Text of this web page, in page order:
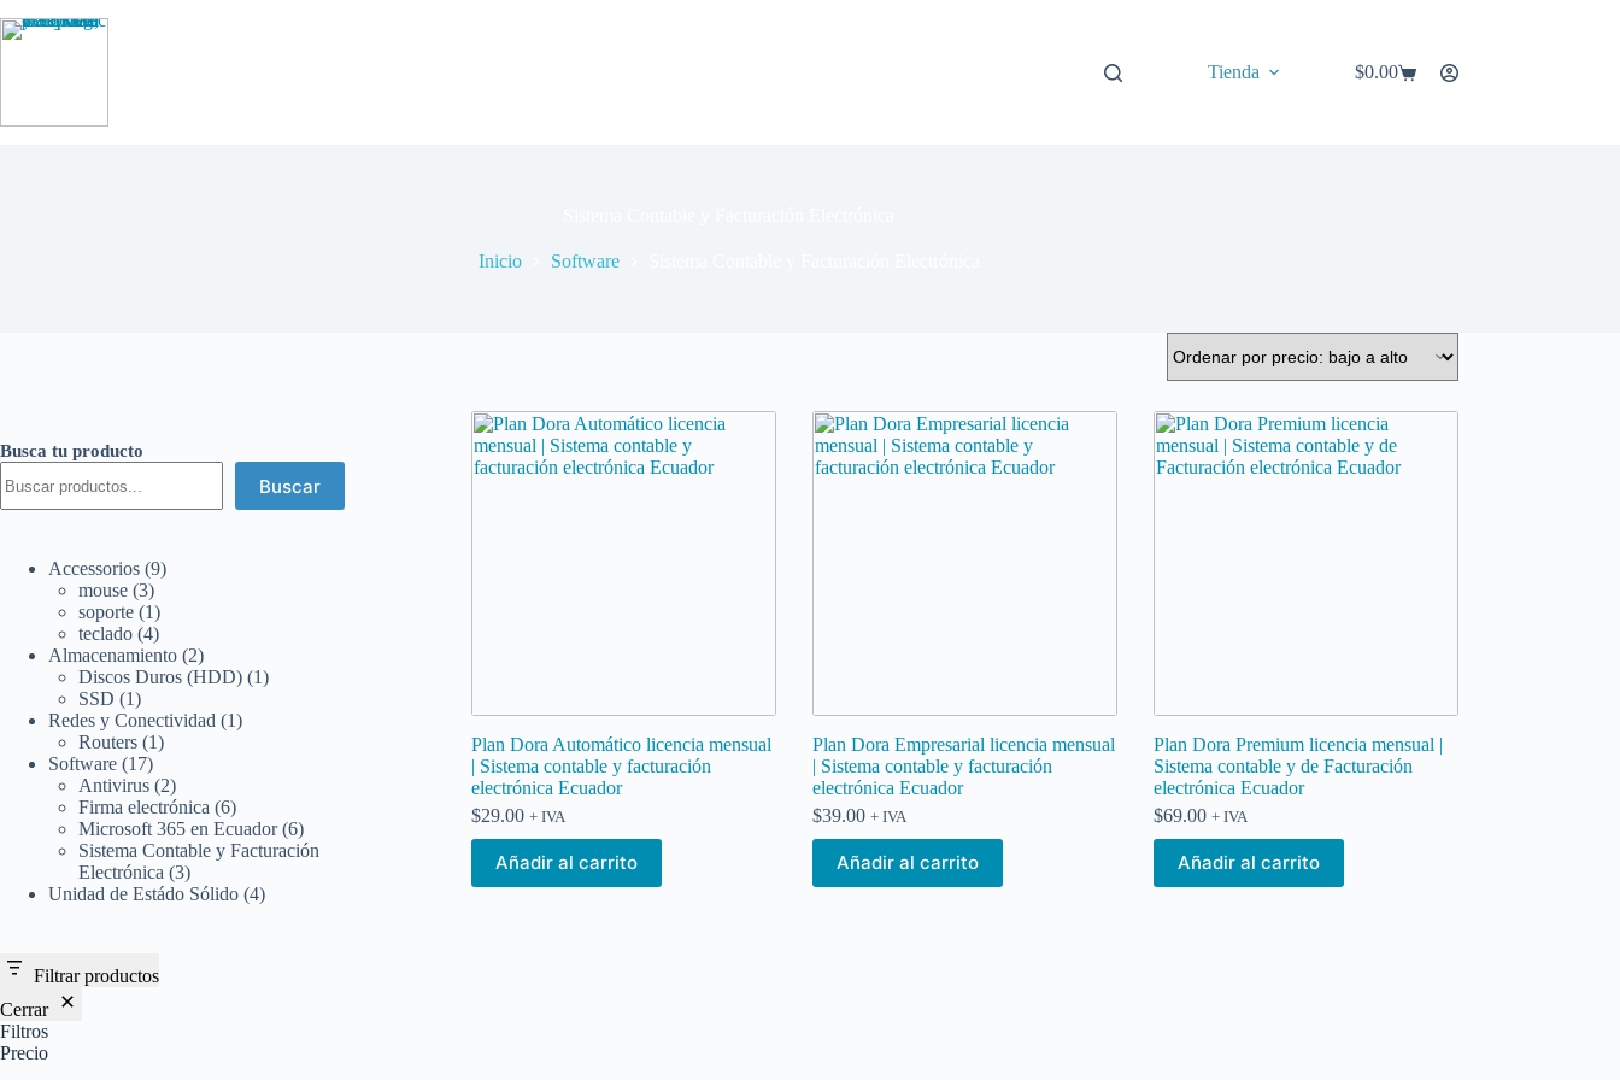
al
Tienda
Carro
$0.00
Inicio Software
Plan Dora Automático licencia mensual
| Sistema contable y facturación
electrónica Ecuador
$29.00 + IVA
Añadir al carrito
Plan Dora Empresarial licencia mensual
| Sistema contable y facturación
electrónica Ecuador
$39.00 + IVA
Añadir al carrito
Plan Dora Premium licencia mensual |
Sistema contable y de Facturación
electrónica Ecuador
$69.00 + IVA
Añadir al carrito
Busca tu producto
Buscar
Accessorios 99
mouse 33
productos
soporte 11
producto
teclado 44
productos
Almacenamiento 22
productos
Discos Duros (HDD) 11
SSD 11
producto
Redes y Conectividad 11
Routers 11
Software 1717
productos
Antivirus 22
productos
Firma electrónica 66
productos
Microsoft 365 en Ecuador 66
productos
Sistema Contable y Facturación
Electrónica 33
productos
Unidad de Estádo Sólido 44
Filtrar productos
Cerrar
Filtros
Precio